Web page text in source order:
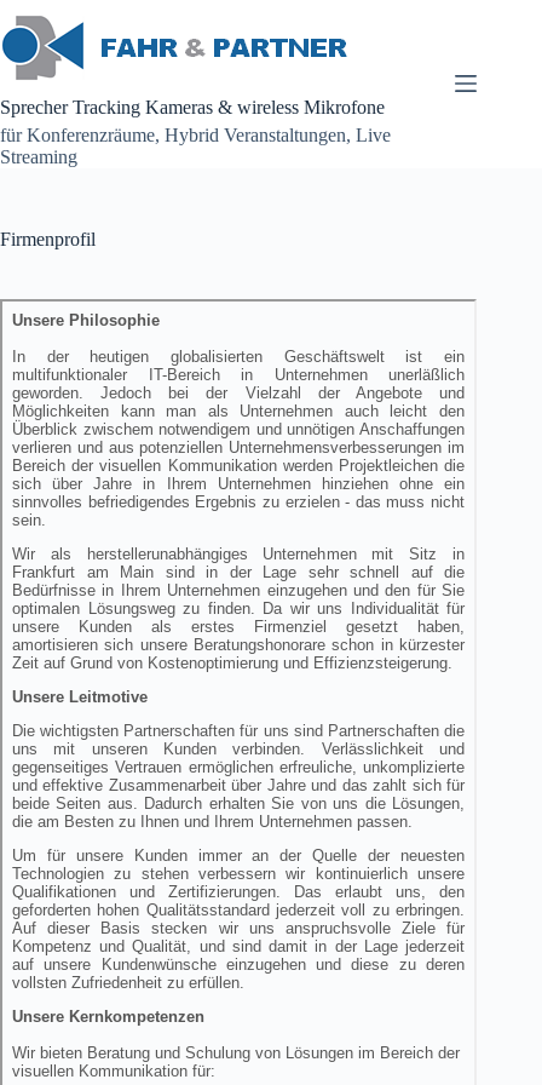
Inhalt
springen
Sprecher Tracking Kameras & wireless Mikrofone
für Konferenzräume, Hybrid Veranstaltungen, Live
Streaming
Firmenprofil